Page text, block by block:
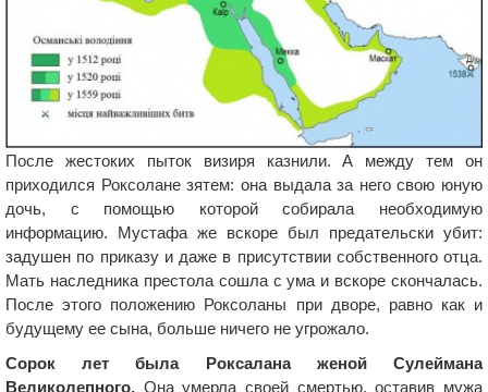
После жестоких пыток визиря казнили. А между тем он
приходился Роксолане зятем: она выдала за него свою юную
дочь, с помощью которой собирала необходимую
информацию. Мустафа же вскоре был предательски убит:
задушен по приказу и даже в присутствии собственного отца.
Мать наследника престола сошла с ума и вскоре скончалась.
После этого положению Роксоланы при дворе, равно как и
будущему ее сына, больше ничего не угрожало.
Сорок лет была Роксалана женой Сулеймана
Великолепного. Она умерла своей смертью, оставив мужа